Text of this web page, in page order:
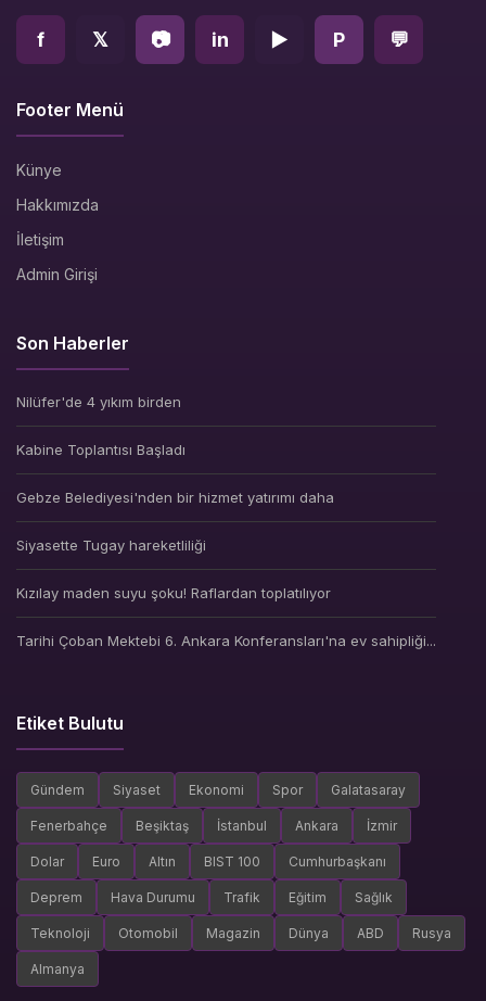
f 𝕏 📷 in ▶ P 💬
Footer Menü
Künye
Hakkımızda
İletişim
Admin Girişi
Son Haberler
Nilüfer'de 4 yıkım birden
Kabine Toplantısı Başladı
Gebze Belediyesi'nden bir hizmet yatırımı daha
Siyasette Tugay hareketliliği
Kızılay maden suyu şoku! Raflardan toplatılıyor
Tarihi Çoban Mektebi 6. Ankara Konferansları'na ev sahipliği...
Etiket Bulutu
Gündem Siyaset Ekonomi Spor Galatasaray
Fenerbahçe Beşiktaş İstanbul Ankara İzmir
Dolar Euro Altın BIST 100 Cumhurbaşkanı
Deprem Hava Durumu Trafik Eğitim Sağlık
Teknoloji Otomobil Magazin Dünya ABD Rusya
Almanya